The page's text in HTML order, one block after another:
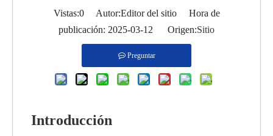
Vistas:0Autor:Editor del sitio Hora de
publicación: 2025-03-12 Origen:Sitio
Preguntar
Introducción